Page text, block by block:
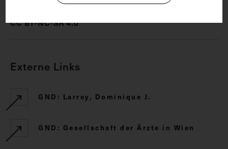
CC BY-NC-SA 4.0
Externe Links
GND: Larrey, Dominique J.
GND: Gesellschaft der Ärzte in Wien